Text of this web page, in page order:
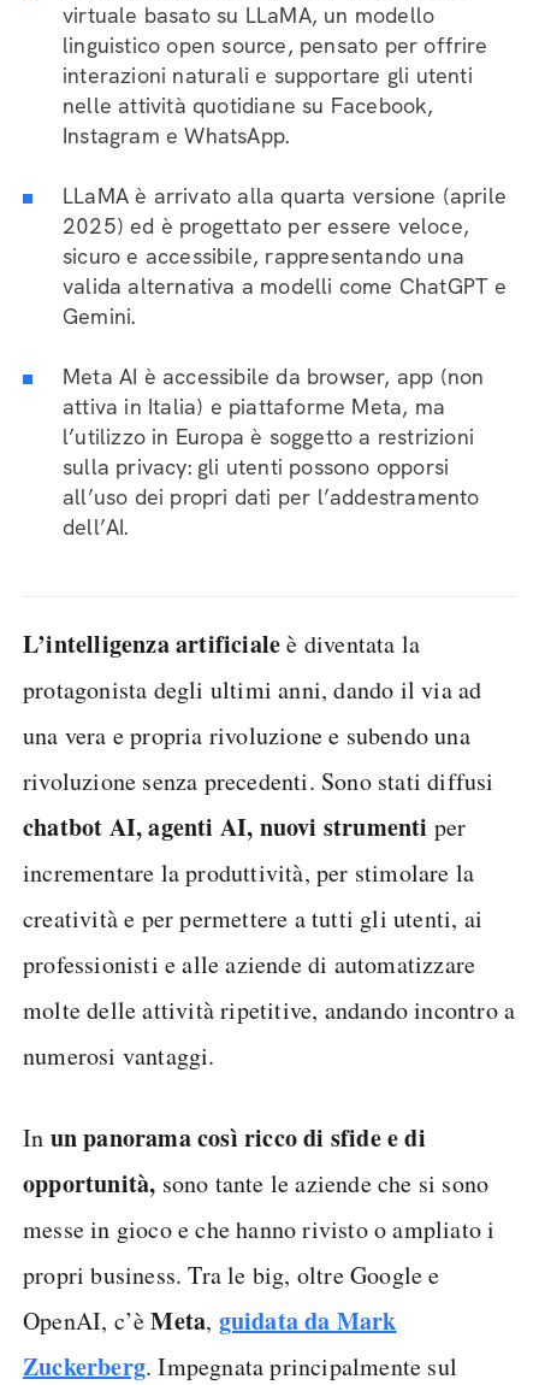
virtuale basato su LLaMA, un modello
linguistico open source, pensato per offrire
interazioni naturali e supportare gli utenti
nelle attività quotidiane su Facebook,
Instagram e WhatsApp.
LLaMA è arrivato alla quarta versione (aprile
2025) ed è progettato per essere veloce,
sicuro e accessibile, rappresentando una
valida alternativa a modelli come ChatGPT e
Gemini.
Meta AI è accessibile da browser, app (non
attiva in Italia) e piattaforme Meta, ma
l’utilizzo in Europa è soggetto a restrizioni
sulla privacy: gli utenti possono opporsi
all’uso dei propri dati per l’addestramento
dell’AI.
L’intelligenza artificialeè diventata la
protagonista degli ultimi anni, dando il via ad
una vera e propria rivoluzione e subendo una
rivoluzione senza precedenti. Sono stati diffusi
chatbot AI, agenti AI, nuovi strumenti per
incrementare la produttività, per stimolare la
creatività e per permettere a tutti gli utenti, ai
professionisti e alle aziende di automatizzare
molte delle attività ripetitive, andando incontro a
numerosi vantaggi.
In un panorama così ricco di sfide e di
opportunità, sono tante le aziende che si sono
messe in gioco e che hanno rivisto o ampliato i
propri business. Tra le big, oltre Google e
OpenAI, c’èMeta, guidata da Mark
Zuckerberg. Impegnata principalmente sul